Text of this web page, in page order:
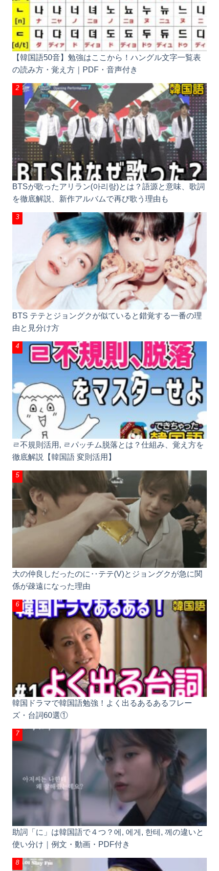
【韓国語50音】勉強はここから！ハングル文字一覧表
の読み方・覚え方｜PDF・音声付き
BTSが歌ったアリラン(아리랑)とは？語源と意味、歌詞
を徹底解説、新作アルバムで再び歌う理由も
BTS テテとジョングクが似ていると錯覚する一番の理
由と見分け方
ㄹ不規則活用, ㄹパッチム脱落とは？仕組み、覚え方を
徹底解説【韓国語 変則活用】
大の仲良しだったのに‥テテ(V)とジョングクが急に関
係が疎遠になった理由
韓国ドラマで韓国語勉強！よく出るあるあるフレー
ズ・台詞60選①
助詞「に」は韓国語で４つ？에, 에게, 한테, 께の違いと
使い分け｜例文・動画・PDF付き